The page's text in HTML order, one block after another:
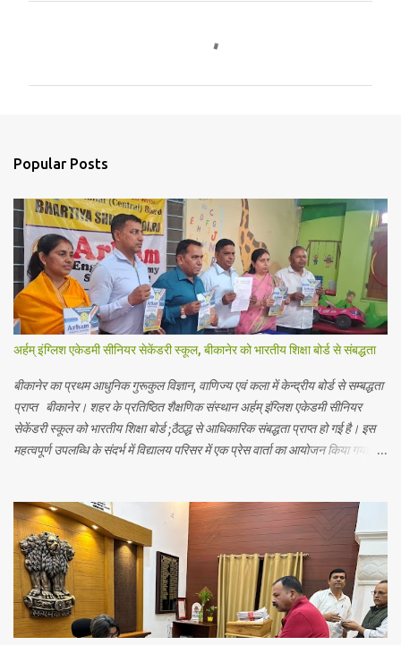
s
Popular Posts
अर्हम् इंग्लिश एकेडमी सीनियर सेकेंडरी स्कूल, बीकानेर को भारतीय शिक्षा बोर्ड से संबद्धता
बीकानेर का प्रथम आधुनिक गुरूकुल विज्ञान, वाणिज्य एवं कला में केन्द्रीय बोर्ड से सम्बद्धता
प्राप्त बीकानेर। शहर के प्रतिष्ठित शैक्षणिक संस्थान अर्हम् इंग्लिश एकेडमी सीनियर
सेकेंडरी स्कूल को भारतीय शिक्षा बोर्ड ;ठैठद्ध से आधिकारिक संबद्धता प्राप्त हो गई है। इस
महत्वपूर्ण उपलब्धि के संदर्भ में विद्यालय परिसर में एक प्रेस वार्ता का आयोजन किया गया,
है। एकेडमी में अब विद्यार्थियों को आधुनिक शिक्षा के साथ विद्यार्थियों को भारतीय परंपराओं,
योग, आयुर्वेद, भारतीय दर्शन, और वेदों की शिक्षा भी दी जायेगी विदेशी भाषाओं को भी
पाठ्यक्रम में अनिवार्य रूप शामिल किये गये है। इसके साथ योग, प्राणायाम,देशी खेलों को
प्राथमिकता से स्कूल गतिविधियों में शामिल किया गया है। इससे विद्यार्थियों को न केवल
अकादमिक ज्ञान मिलेगा बल्कि वे अपने जीवन में नैतिक और आध्यात्मिक शिक्षा भी ग्रहण कर
पायेगें। इससे विद्यार्थियों को भविष्य में आत्मविश्...